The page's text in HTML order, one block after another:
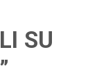
SU